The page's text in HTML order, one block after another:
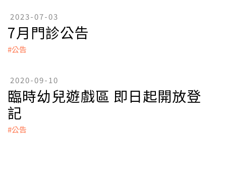
2023-07-03
7月門診公告
#公告
2020-09-10
臨時幼兒遊戲區 即日起開放登
記
#公告